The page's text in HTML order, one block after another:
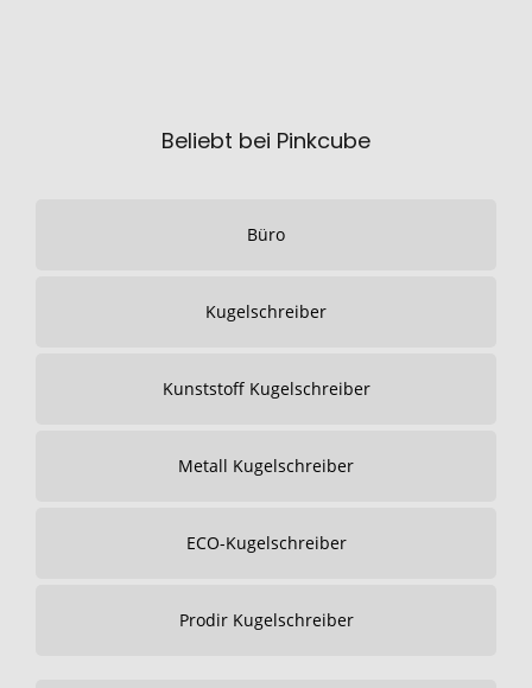
Beliebt bei Pinkcube
Büro
Kugelschreiber
Kunststoff Kugelschreiber
Metall Kugelschreiber
ECO-Kugelschreiber
Prodir Kugelschreiber